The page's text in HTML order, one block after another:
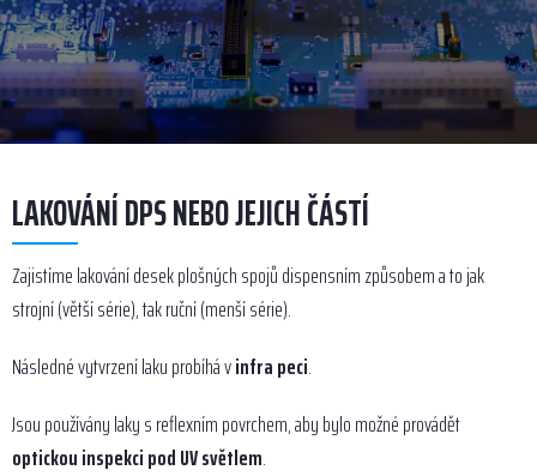
LAKOVÁNÍ DPS NEBO JEJICH ČÁSTÍ
Zajistíme lakování desek plošných spojů dispensním způsobem a to jak
strojní (větší série), tak ruční (menší série).
Následné vytvrzení laku probíhá vinfra peci.
Jsou používány laky s reflexním povrchem, aby bylo možné provádět
optickou inspekci pod UV světlem.